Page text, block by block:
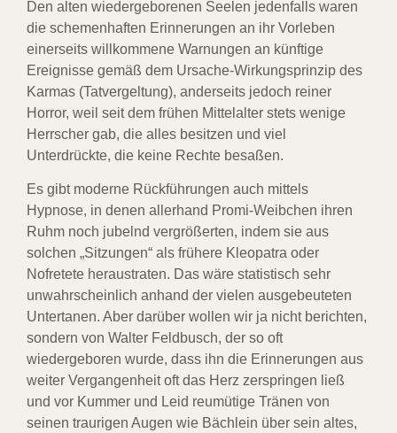
Den alten wiedergeborenen Seelen jedenfalls waren
die schemenhaften Erinnerungen an ihr Vorleben
einerseits willkommene Warnungen an künftige
Ereignisse gemäß dem Ursache-Wirkungsprinzip des
Karmas (Tatvergeltung), anderseits jedoch reiner
Horror, weil seit dem frühen Mittelalter stets wenige
Herrscher gab, die alles besitzen und viel
Unterdrückte, die keine Rechte besaßen.
Es gibt moderne Rückführungen auch mittels
Hypnose, in denen allerhand Promi-Weibchen ihren
Ruhm noch jubelnd vergrößerten, indem sie aus
solchen „Sitzungen“ als frühere Kleopatra oder
Nofretete heraustraten. Das wäre statistisch sehr
unwahrscheinlich anhand der vielen ausgebeuteten
Untertanen. Aber darüber wollen wir ja nicht berichten,
sondern von Walter Feldbusch, der so oft
wiedergeboren wurde, dass ihn die Erinnerungen aus
weiter Vergangenheit oft das Herz zerspringen ließ
und vor Kummer und Leid reumütige Tränen von
seinen traurigen Augen wie Bächlein über sein altes,